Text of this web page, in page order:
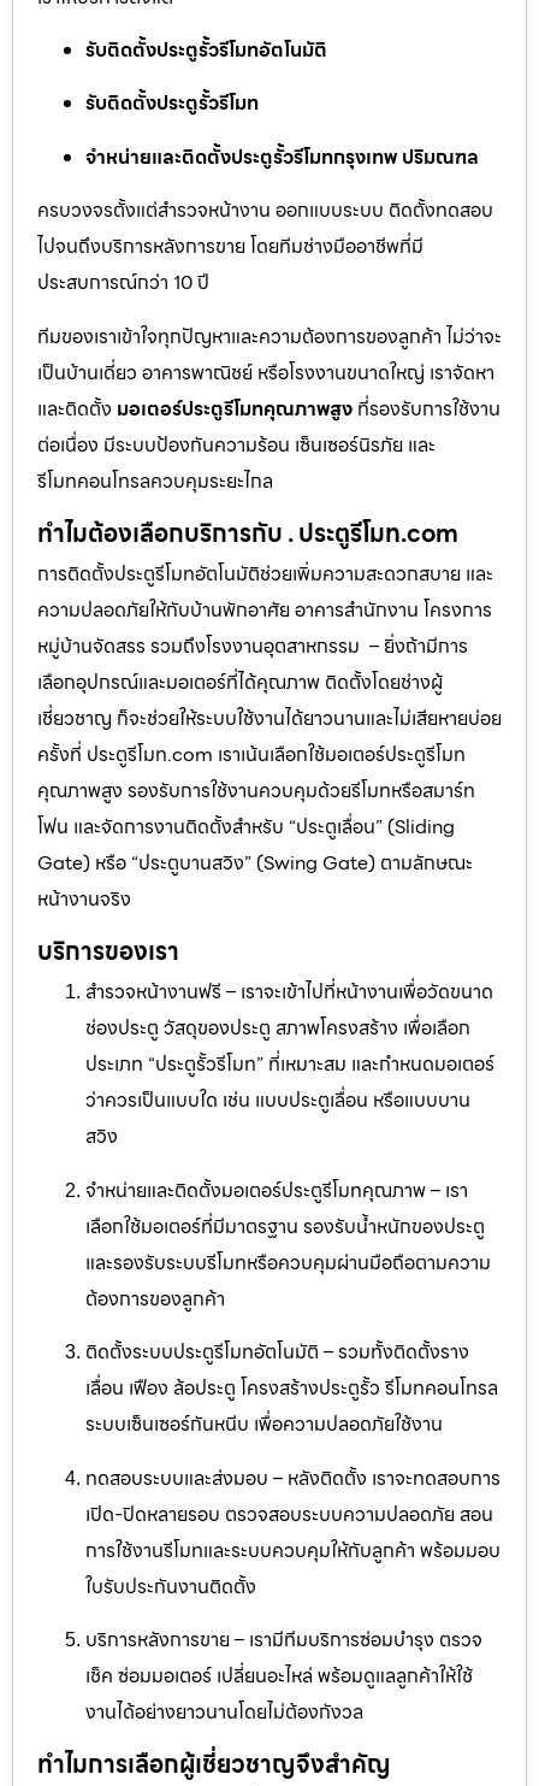
รับติดตั้งประตูรั้วรีโมทอัตโนมัติ
รับติดตั้งประตูรั้วรีโมท
จำหน่ายและติดตั้งประตูรั้วรีโมทกรุงเทพ ปริมณฑล
ครบวงจรตั้งแต่สำรวจหน้างาน ออกแบบระบบ ติดตั้งทดสอบ
ไปจนถึงบริการหลังการขาย โดยทีมช่างมืออาชีพที่มี
ประสบการณ์กว่า 10 ปี
ทีมของเราเข้าใจทุกปัญหาและความต้องการของลูกค้า ไม่ว่าจะ
เป็นบ้านเดี่ยว อาคารพาณิชย์ หรือโรงงานขนาดใหญ่ เราจัดหา
และติดตั้ง มอเตอร์ประตูรีโมทคุณภาพสูง ที่รองรับการใช้งาน
ต่อเนื่อง มีระบบป้องกันความร้อน เซ็นเซอร์นิรภัย และ
รีโมทคอนโทรลควบคุมระยะไกล
ทำไมต้องเลือกบริการกับ . ประตูรีโมท.com
การติดตั้งประตูรีโมทอัตโนมัติช่วยเพิ่มความสะดวกสบาย และ
ความปลอดภัยให้กับบ้านพักอาศัย อาคารสำนักงาน โครงการ
หมู่บ้านจัดสรร รวมถึงโรงงานอุตสาหกรรม – ยิ่งถ้ามีการ
เลือกอุปกรณ์และมอเตอร์ที่ได้คุณภาพ ติดตั้งโดยช่างผู้
เชี่ยวชาญ ก็จะช่วยให้ระบบใช้งานได้ยาวนานและไม่เสียหายบ่อย
ครั้งที่ ประตูรีโมท.com เราเน้นเลือกใช้มอเตอร์ประตูรีโมท
คุณภาพสูง รองรับการใช้งานควบคุมด้วยรีโมทหรือสมาร์ท
โฟน และจัดการงานติดตั้งสำหรับ “ประตูเลื่อน” (Sliding
Gate) หรือ “ประตูบานสวิง” (Swing Gate) ตามลักษณะ
หน้างานจริง
บริการของเรา
สำรวจหน้างานฟรี – เราจะเข้าไปที่หน้างานเพื่อวัดขนาด
ช่องประตู วัสดุของประตู สภาพโครงสร้าง เพื่อเลือก
ประเภท “ประตูรั้วรีโมท” ที่เหมาะสม และกำหนดมอเตอร์
ว่าควรเป็นแบบใด เช่น แบบประตูเลื่อน หรือแบบบาน
สวิง
จำหน่ายและติดตั้งมอเตอร์ประตูรีโมทคุณภาพ – เรา
เลือกใช้มอเตอร์ที่มีมาตรฐาน รองรับน้ำหนักของประตู
และรองรับระบบรีโมทหรือควบคุมผ่านมือถือตามความ
ต้องการของลูกค้า
ติดตั้งระบบประตูรีโมทอัตโนมัติ – รวมทั้งติดตั้งราง
เลื่อน เฟือง ล้อประตู โครงสร้างประตูรั้ว รีโมทคอนโทรล
ระบบเซ็นเซอร์กันหนีบ เพื่อความปลอดภัยใช้งาน
ทดสอบระบบและส่งมอบ – หลังติดตั้ง เราจะทดสอบการ
เปิด-ปิดหลายรอบ ตรวจสอบระบบความปลอดภัย สอน
การใช้งานรีโมทและระบบควบคุมให้กับลูกค้า พร้อมมอบ
ใบรับประกันงานติดตั้ง
บริการหลังการขาย – เรามีทีมบริการซ่อมบำรุง ตรวจ
เช็ค ซ่อมมอเตอร์ เปลี่ยนอะไหล่ พร้อมดูแลลูกค้าให้ใช้
งานได้อย่างยาวนานโดยไม่ต้องกังวล
ทำไมการเลือกผู้เชี่ยวชาญจึงสำคัญ